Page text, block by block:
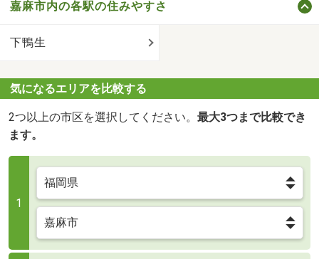
嘉麻市内の各駅の住みやすさ
下鴨生
気になるエリアを比較する
2つ以上の市区を選択してください。 最大3つまで比較でき
ます。
1